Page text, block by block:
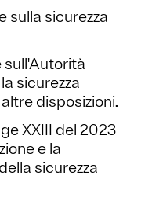
sulla sicurezza
sull'Autorità
sicurezza
disposizioni.
XXIII del 2023
e la
sicurezza